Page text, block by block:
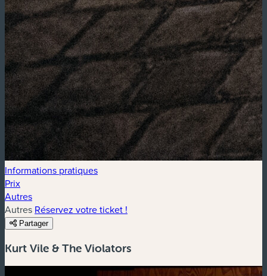
Informations pratiques
Prix
Autres
Autres Réservez votre ticket !
Partager
Kurt Vile & The Violators